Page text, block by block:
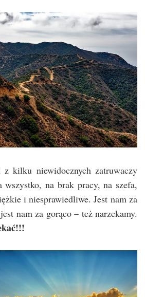
z kilku niewidocznych zatruwaczy
wszystko, na brak pracy, na szefa,
i niesprawiedliwe. Jest nam za
nam za gorąco – też narzekamy.